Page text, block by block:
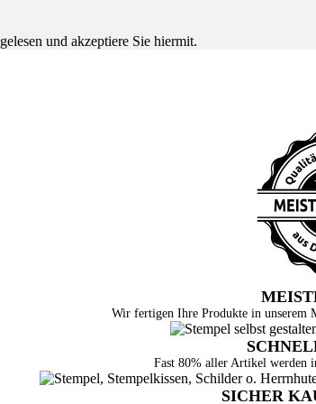
gelesen und akzeptiere Sie hiermit.
Wir fertigen Ihre Produkte in unserem
Fast 80% aller Artikel werden
SICHER